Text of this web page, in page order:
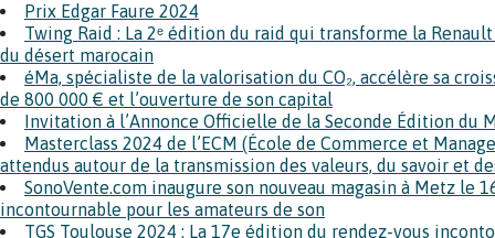
Prix Edgar Faure 2024
Twing Raid : La 2ᵉ édition du raid qui transforme la
du désert marocain
éMa, spécialiste de la valorisation du CO₂, accélère sa
de 800 000 € et l’ouverture de son capital
Invitation à l’Annonce Officielle de la Seconde Édition du
Masterclass 2024 de l’ECM (École de Commerce et
attendus autour de la transmission des valeurs, du savoir et
SonoVente.com inaugure son nouveau magasin à Metz le
incontournable pour les amateurs de son
TGS Toulouse 2024 : La 17e édition du rendez-vous